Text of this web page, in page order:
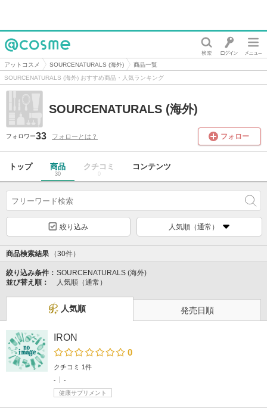
@cosme
アットコスメ SOURCENATURALS (海外)
商品一覧
SOURCENATURALS (海外) おすすめ商品・人気ランキング
SOURCENATURALS (海外)
フォロワー33 フォローとは？ フォロー
トップ 商品
30
クチコミ
0
コンテンツ
絞り込み 人気順（通常）
商品検索結果 （30件）
絞り込み条件： SOURCENATURALS (海外)
並び替え順：
人気順（通常）
人気順 発売日順
IRON
0
クチコミ 1件
-
-
健康サプリメント